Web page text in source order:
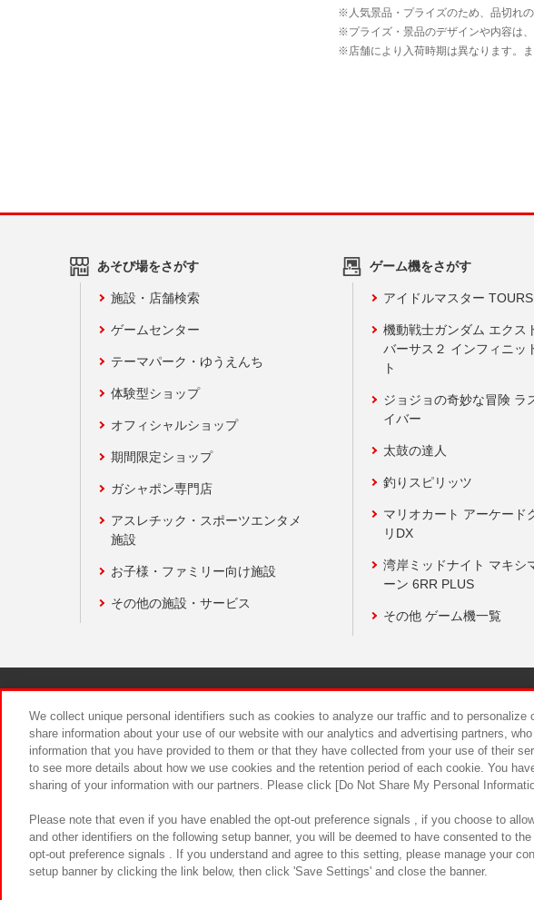
あそび場をさがす
施設・店舗検索
ゲームセンター
テーマパーク・ゆうえんち
体験型ショップ
オフィシャルショップ
期間限定ショップ
ガシャポン専門店
アスレチック・スポーツエンタメ
施設
お子様・ファミリー向け施設
その他の施設・サービス
ゲーム機をさがす
アイドルマスター TOURS
機動戦士ガンダム エクス
バーサス２ インフィニッ
ト
ジョジョの奇妙な冒険 ラ
イバー
太鼓の達人
釣りスピリッツ
マリオカート アーケード
リDX
湾岸ミッドナイト マキシ
ーン 6RR PLUS
その他 ゲーム機一覧
食品のご提供について カスタ
We collect unique personal identifiers such as cookies to analyze our traffic and to personalize
share information about your use of our website with our analytics and advertising partners,
information that you have provided to them or that they have collected from your use of their
to see more details about how we use cookies and the retention period of each cookie. You
sharing of your information with our partners. Please click [Do Not Share My Personal
Please note that even if you have enabled the opt-out preference signals , if you choose to
and other identifiers on the following setup banner, you will be deemed to have consented to
opt-out preference signals . If you understand and agree to this setting, please manage your
setup banner by clicking the link below, then click 'Save Settings' and close the banner.